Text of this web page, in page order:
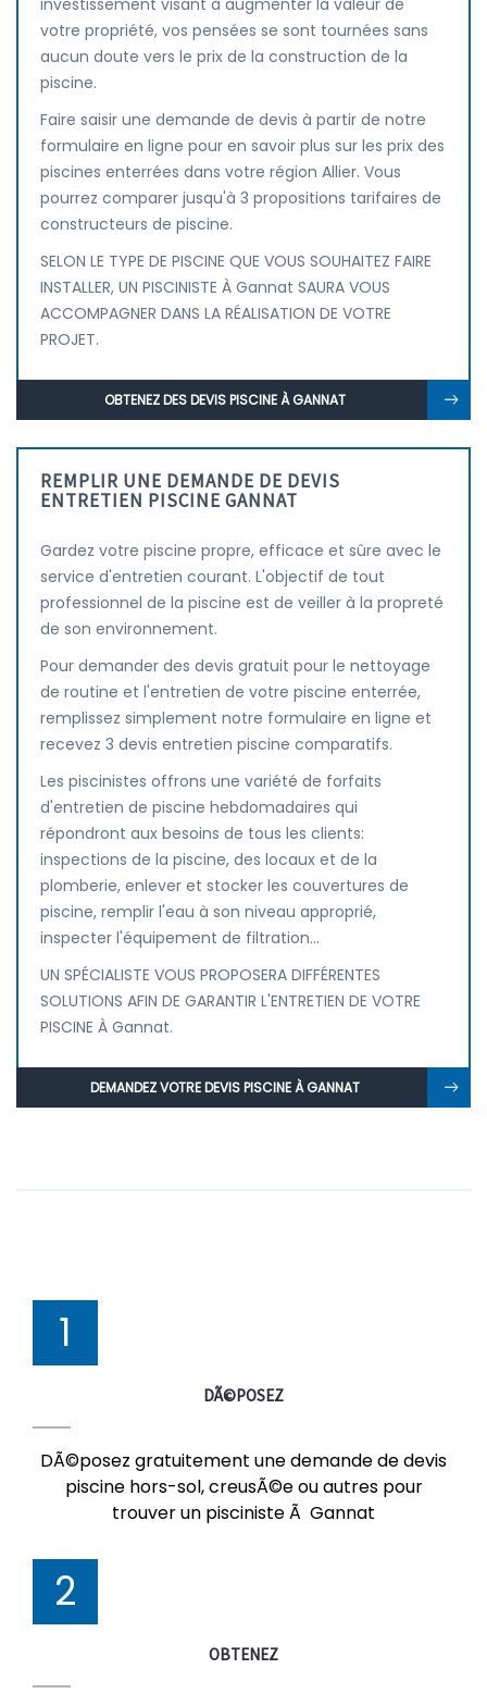
investissement visant à augmenter la valeur de
votre propriété, vos pensées se sont tournées sans
aucun doute vers le prix de la construction de la
piscine.
Faire saisir une demande de devis à partir de notre
formulaire en ligne pour en savoir plus sur les prix des
piscines enterrées dans votre région Allier. Vous
pourrez comparer jusqu'à 3 propositions tarifaires de
constructeurs de piscine.
SELON LE TYPE DE PISCINE QUE VOUS SOUHAITEZ FAIRE
INSTALLER, UN PISCINISTE À Gannat SAURA VOUS
ACCOMPAGNER DANS LA RÉALISATION DE VOTRE
PROJET.
OBTENEZ DES DEVIS PISCINE À GANNAT
REMPLIR UNE DEMANDE DE DEVIS
ENTRETIEN PISCINE GANNAT
Gardez votre piscine propre, efficace et sûre avec le
service d'entretien courant. L'objectif de tout
professionnel de la piscine est de veiller à la propreté
de son environnement.
Pour demander des devis gratuit pour le nettoyage
de routine et l'entretien de votre piscine enterrée,
remplissez simplement notre formulaire en ligne et
recevez 3 devis entretien piscine comparatifs.
Les piscinistes offrons une variété de forfaits
d'entretien de piscine hebdomadaires qui
répondront aux besoins de tous les clients:
inspections de la piscine, des locaux et de la
plomberie, enlever et stocker les couvertures de
piscine, remplir l'eau à son niveau approprié,
inspecter l'équipement de filtration...
UN SPÉCIALISTE VOUS PROPOSERA DIFFÉRENTES
SOLUTIONS AFIN DE GARANTIR L'ENTRETIEN DE VOTRE
PISCINE À Gannat.
DEMANDEZ VOTRE DEVIS PISCINE À GANNAT
1
DÃ©POSEZ
DÃ©posez gratuitement une demande de devis
piscine hors-sol, creusÃ©e ou autres pour
trouver un pisciniste Ã Gannat
2
OBTENEZ